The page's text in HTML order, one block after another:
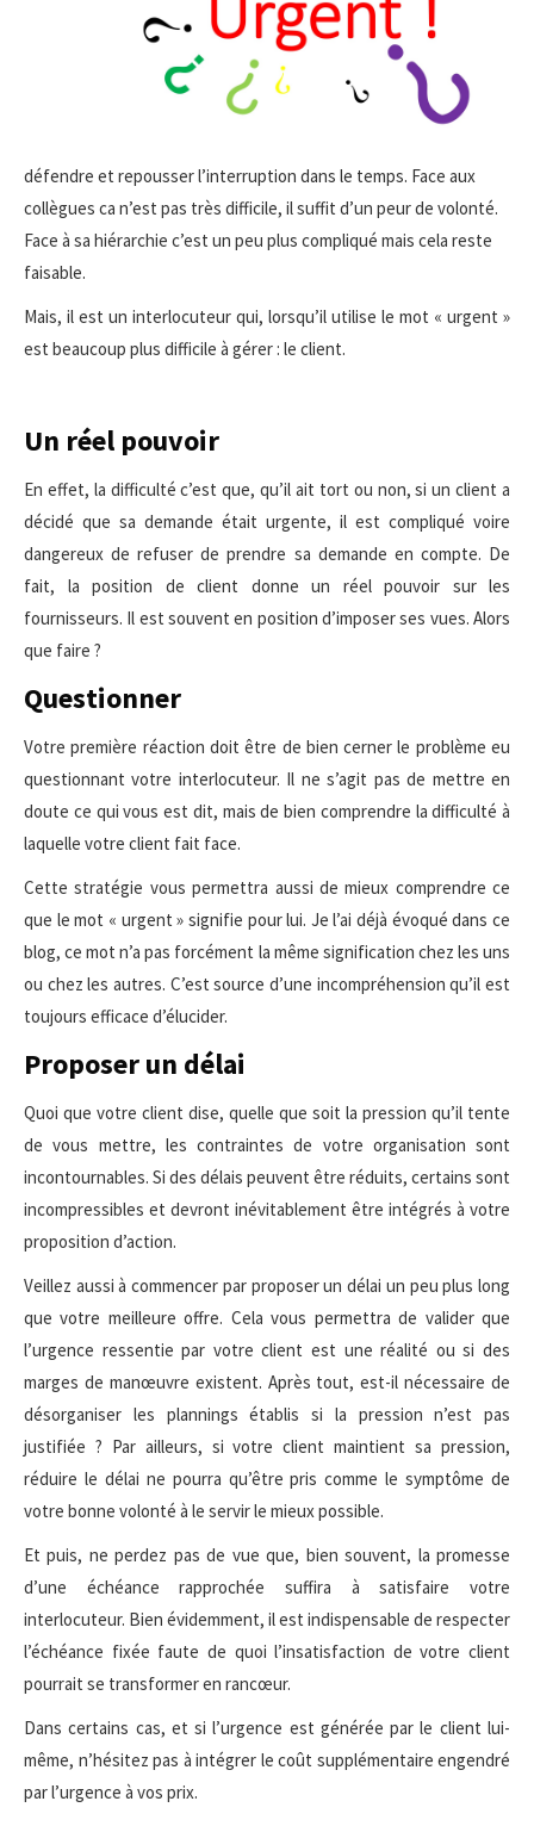
défendre et repousser l’interruption dans le temps. Face aux
collègues ca n’est pas très difficile, il suffit d’un peur de volonté.
Face à sa hiérarchie c’est un peu plus compliqué mais cela reste
faisable.
Mais, il est un interlocuteur qui, lorsqu’il utilise le mot « urgent »
est beaucoup plus difficile à gérer : le client.
Un réel pouvoir
En effet, la difficulté c’est que, qu’il ait tort ou non, si un client a
décidé que sa demande était urgente, il est compliqué voire
dangereux de refuser de prendre sa demande en compte. De
fait, la position de client donne un réel pouvoir sur les
fournisseurs. Il est souvent en position d’imposer ses vues. Alors
que faire ?
Questionner
Votre première réaction doit être de bien cerner le problème eu
questionnant votre interlocuteur. Il ne s’agit pas de mettre en
doute ce qui vous est dit, mais de bien comprendre la difficulté à
laquelle votre client fait face.
Cette stratégie vous permettra aussi de mieux comprendre ce
que le mot « urgent » signifie pour lui. Je l’ai déjà évoqué dans ce
blog, ce mot n’a pas forcément la même signification chez les uns
ou chez les autres. C’est source d’une incompréhension qu’il est
toujours efficace d’élucider.
Proposer un délai
Quoi que votre client dise, quelle que soit la pression qu’il tente
de vous mettre, les contraintes de votre organisation sont
incontournables. Si des délais peuvent être réduits, certains sont
incompressibles et devront inévitablement être intégrés à votre
proposition d’action.
Veillez aussi à commencer par proposer un délai un peu plus long
que votre meilleure offre. Cela vous permettra de valider que
l’urgence ressentie par votre client est une réalité ou si des
marges de manœuvre existent. Après tout, est-il nécessaire de
désorganiser les plannings établis si la pression n’est pas
justifiée ? Par ailleurs, si votre client maintient sa pression,
réduire le délai ne pourra qu’être pris comme le symptôme de
votre bonne volonté à le servir le mieux possible.
Et puis, ne perdez pas de vue que, bien souvent, la promesse
d’une échéance rapprochée suffira à satisfaire votre
interlocuteur. Bien évidemment, il est indispensable de respecter
l’échéance fixée faute de quoi l’insatisfaction de votre client
pourrait se transformer en rancœur.
Dans certains cas, et si l’urgence est générée par le client lui-
même, n’hésitez pas à intégrer le coût supplémentaire engendré
par l’urgence à vos prix.